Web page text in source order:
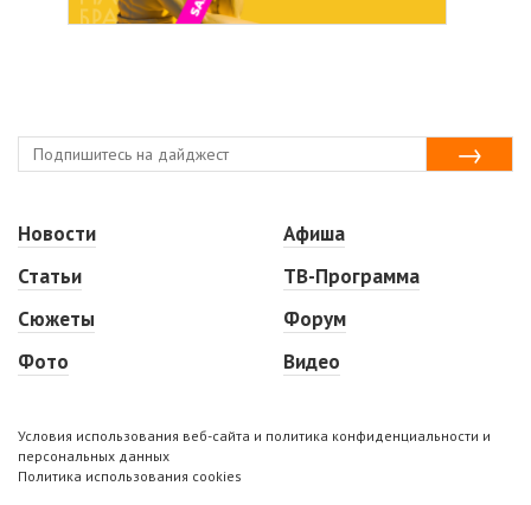
Новости
Статьи
Сюжеты
Фото
Афиша
ТВ-Программа
Форум
Видео
Условия использования веб-сайта и политика конфиденциальности и
персональных данных
Политика использования cookies